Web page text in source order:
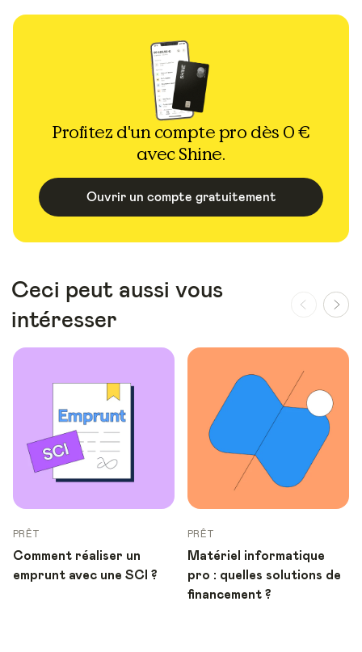
Profitez d'un compte pro dès 0 €
avec Shine.
Ouvrir un compte gratuitement
Ceci peut aussi vous
intéresser
PRÊT
Comment réaliser un
emprunt avec une SCI ?
PRÊT
Matériel informatique
pro : quelles solutions de
financement ?